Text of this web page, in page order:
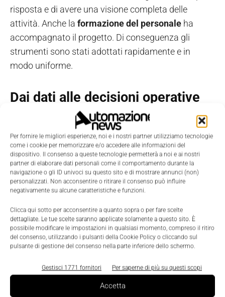
Per fornire le migliori esperienze, noi e i nostri partner utilizziamo tecnologie
come i cookie per memorizzare e/o accedere alle informazioni del
dispositivo. Il consenso a queste tecnologie permetterà a noi e ai nostri
partner di elaborare dati personali come il comportamento durante la
navigazione o gli ID univoci su questo sito e di mostrare annunci (non)
personalizzati. Non acconsentire o ritirare il consenso può influire
negativamente su alcune caratteristiche e funzioni.
Clicca qui sotto per acconsentire a quanto sopra o per fare scelte
dettagliate. Le tue scelte saranno applicate solamente a questo sito. È
possibile modificare le impostazioni in qualsiasi momento, compreso il ritiro
del consenso, utilizzando i pulsanti della Cookie Policy o cliccando sul
pulsante di gestione del consenso nella parte inferiore dello schermo.
Gestisci 1771 fornitori Per saperne di più su questi scopi
Accetta
risposta e di avere una visione completa delle
attività. Anche la formazione del personale ha
accompagnato il progetto. Di conseguenza gli
strumenti sono stati adottati rapidamente e in
modo uniforme.
Dai dati alle decisioni operative
Successivamente il percorso si è evoluto con
l'introduzione della piattaforma diBusiness
Intelligence AgomirBIbasata su Microsoft Power
BI. La soluzione permette di analizzare in tempo
reale vendite, distribuzione geografica dei clienti,
andamento delle aree commerciali e attività di
assistenza. I responsabili possono quindi prendere
decisioni più rapide e basate su dati aggiornati.
L'infrastruttura è ospitata in undatacenter
dedicato . Questo garantisce continuità operativa
maggiore sicurezzadelle applicazioni. Il caso di
Stepper Italia dimostra così che la trasformazione